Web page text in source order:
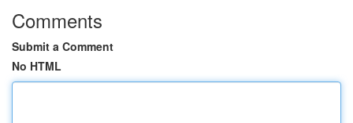
Comments
Submit a Comment
No HTML